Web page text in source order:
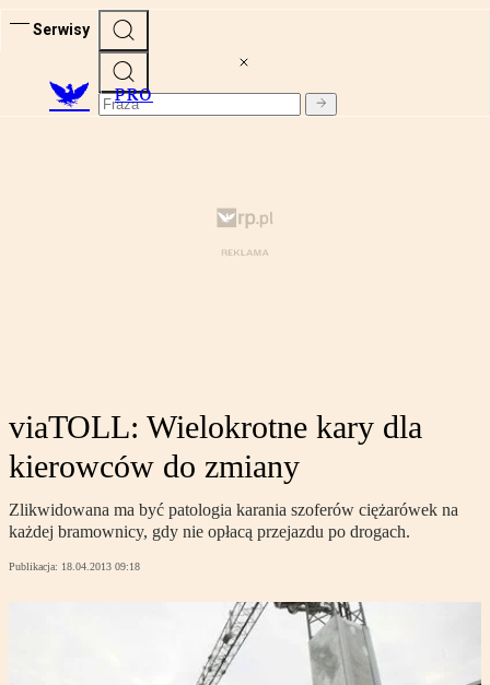
Serwisy
PRO
viaTOLL: Wielokrotne kary dla
kierowców do zmiany
Zlikwidowana ma być patologia karania szoferów ciężarówek na
każdej bramownicy, gdy nie opłacą przejazdu po drogach.
Publikacja: 18.04.2013 09:18